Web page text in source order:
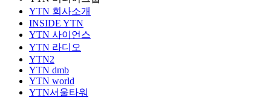
YTN 회사소개
INSIDE YTN
YTN 사이언스
YTN 라디오
YTN2
YTN dmb
YTN world
YTN서울타워